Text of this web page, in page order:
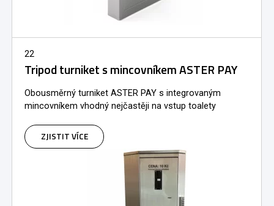
22
Tripod turniket s mincovníkem ASTER PAY
Obousměrný turniket ASTER PAY s integrovaným
mincovníkem vhodný nejčastěji na vstup toalety
ZJISTIT VÍCE